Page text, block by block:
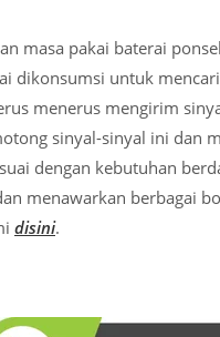
masa pakai baterai
dikonsumsi untuk
menerus mengirim
sinyal-sinyal ini dan
dengan kebutuhan
menawarkan berbagai
disini.